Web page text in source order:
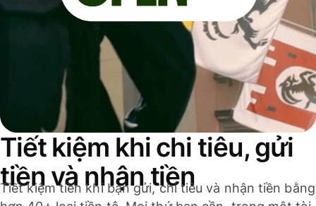
Tiết kiệm khi chi tiêu, gửi
tiền và nhận tiền
Tiết kiệm tiền khi bạn gửi, chi tiêu và nhận tiền bằng